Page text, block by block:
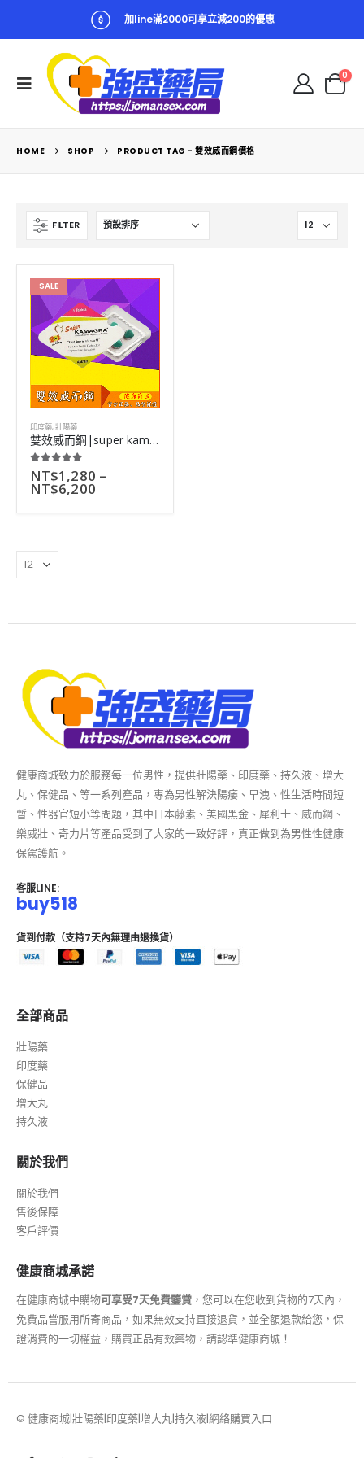
加line滿2000可享立減200的優惠
0
HOME SHOP PRODUCT TAG - 雙效威而鋼價格
FILTER
SALE
印度藥,壯陽藥
雙效威而鋼|super kamagra|治療早洩陽痿|雙重功效|4粒
5.00 out of 5
NT$1,280 –
NT$6,200
健康商城致力於服務每一位男性，提供壯陽藥、印度藥、持久液、增大
丸、保健品、等一系列產品，專為男性解決陽痿、早洩、性生活時間短
暫、性器官短小等問題，其中日本藤素、美國黑金、犀利士、威而鋼、
樂威壯、奇力片等產品受到了大家的一致好評，真正做到為男性性健康
保駕護航。
客服LINE:
buy518
貨到付款（支持7天內無理由退換貨）
全部商品
壯陽藥
印度藥
保健品
增大丸
持久液
關於我們
關於我們
售後保障
客戶評價
健康商城承諾
在健康商城中購物可享受7天免費鑒賞 ，您可以在您收到貨物的7天內，
免費品嘗服用所寄商品，如果無效支持直接退貨，並全額退款給您，保
證消費的一切權益，購買正品有效藥物，請認準健康商城！
© 健康商城|壯陽藥|印度藥|增大丸|持久液|網絡購買入口